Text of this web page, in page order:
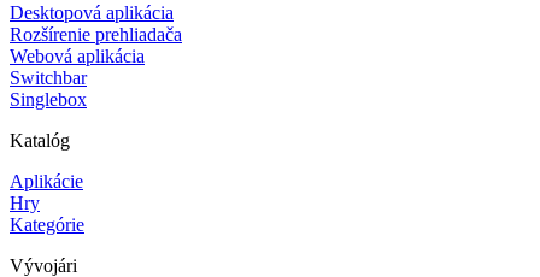
Desktopová aplikácia
Rozšírenie prehliadača
Webová aplikácia
Switchbar
Singlebox
Katalóg
Aplikácie
Hry
Kategórie
Vývojári